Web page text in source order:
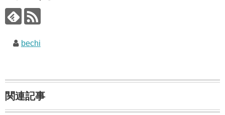
bechi
関連記事